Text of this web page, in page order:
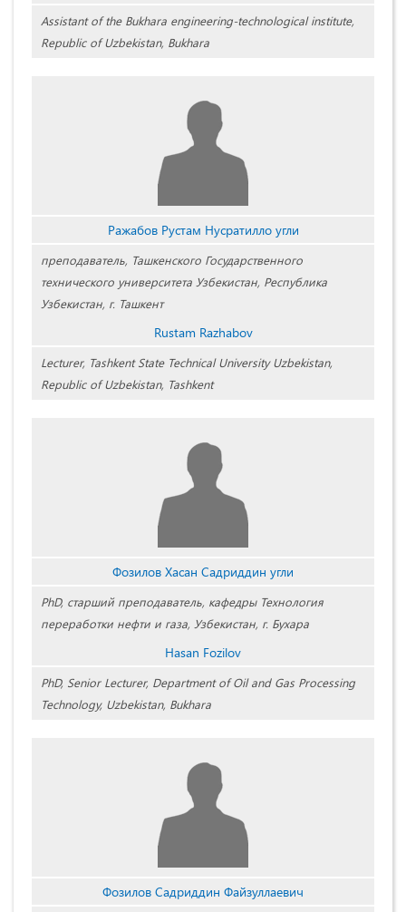
Assistant of the Bukhara engineering-technological institute,
Republic of Uzbekistan, Bukhara
Ражабов Рустам Нусратилло угли
преподаватель, Ташкенского Государственного
технического университета Узбекистан, Республика
Узбекистан, г. Ташкент
Rustam Razhabov
Lecturer, Tashkent State Technical University Uzbekistan,
Republic of Uzbekistan, Tashkent
Фозилов Хасан Садриддин угли
PhD, старший преподаватель, кафедры Технология
переработки нефти и газа, Узбекистан, г. Бухара
Hasan Fozilov
PhD, Senior Lecturer, Department of Oil and Gas Processing
Technology, Uzbekistan, Bukhara
Фозилов Садриддин Файзуллаевич